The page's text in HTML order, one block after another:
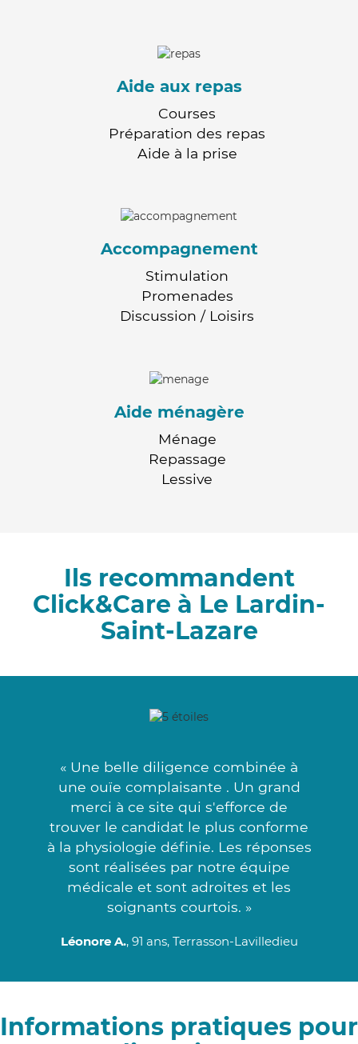
Aide aux repas
Courses
Préparation des repas
Aide à la prise
Accompagnement
Stimulation
Promenades
Discussion / Loisirs
Aide ménagère
Ménage
Repassage
Lessive
Ils recommandent
Click&Care à Le Lardin-
Saint-Lazare
« Une belle diligence combinée à
une ouïe complaisante . Un grand
merci à ce site qui s'efforce de
trouver le candidat le plus conforme
à la physiologie définie. Les réponses
sont réalisées par notre équipe
médicale et sont adroites et les
soignants courtois. »
Léonore A., 91 ans, Terrasson-Lavilledieu
Informations pratiques pour